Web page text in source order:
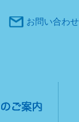
お問い合わせ